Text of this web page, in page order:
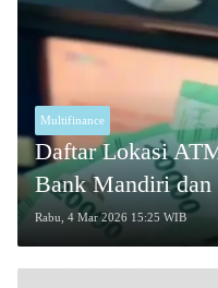
Multifinance
Daftar Lokasi
Bank Mandiri
Wajib Diketahui!
Rabu, 4 Mar 2026 15:25 WIB